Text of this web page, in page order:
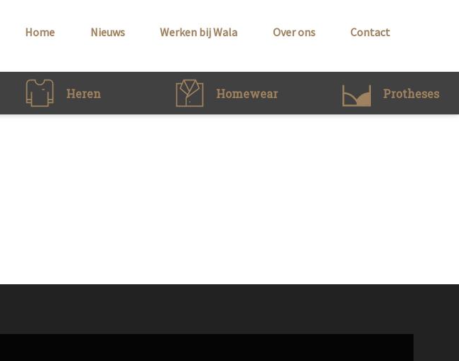
Home Nieuws Werken bij Wala Over ons Contact
Heren Homewear Protheses